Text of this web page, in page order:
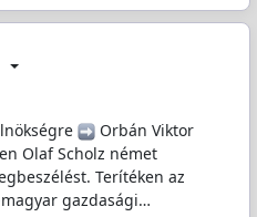
️ Orbán Viktor
Olaf Scholz német
Terítéken az
gazdasági…